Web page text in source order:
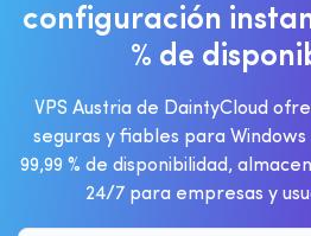
CONFIGURACIÓN INSTA
% DE DISPONI
VPS Austria de DaintyCloud
seguras y fiables para Windows
99,99 % de disponibilidad,
24/7 para empresas y